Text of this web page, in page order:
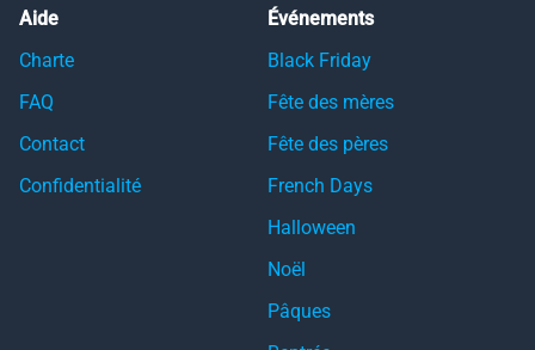
Aide
Charte
FAQ
Contact
Confidentialité
Événements
Black Friday
Fête des mères
Fête des pères
French Days
Halloween
Noël
Pâques